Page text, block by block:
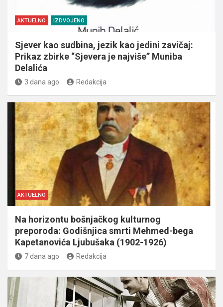
AKTUELNO IZDVOJENO
Sjever kao sudbina, jezik kao jedini zavičaj:
Prikaz zbirke “Sjevera je najviše” Muniba
Delalića
3 dana ago Redakcija
AKTUELNO
Na horizontu bošnjačkog kulturnog
preporoda: Godišnjica smrti Mehmed-bega
Kapetanovića Ljubušaka (1902-1926)
7 dana ago Redakcija